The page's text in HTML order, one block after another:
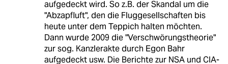
aufgedeckt wird. So z.B. der Skandal um die
"Abzapfluft", den die Fluggesellschaften bis
heute unter dem Teppich halten möchten.
Dann wurde 2009 die "Verschwörungstheorie"
zur sog. Kanzlerakte durch Egon Bahr
aufgedeckt usw. Die Berichte zur NSA und CIA-